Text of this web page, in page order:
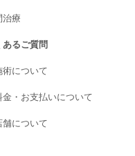
治療
あるご質問
術について
金・お支払いについて
舗について